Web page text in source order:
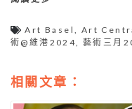
Art Basel Art
術@維港2024 ,藝術三月
相關文章：